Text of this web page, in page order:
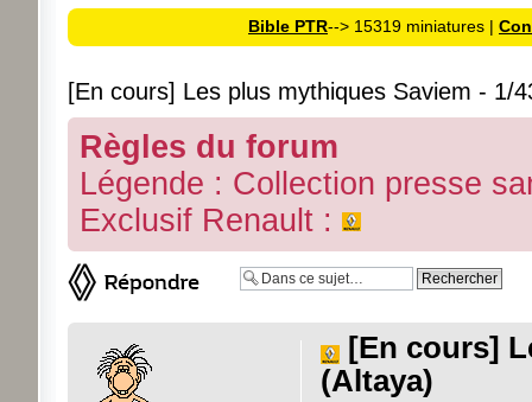
Bible PTR--> 15319 miniatures |
[En cours] Les plus mythiques Saviem - 1/
Règles du forum
Légende : Collection presse
Exclusif Renault :
Répondre
[En cours]
(Altaya)